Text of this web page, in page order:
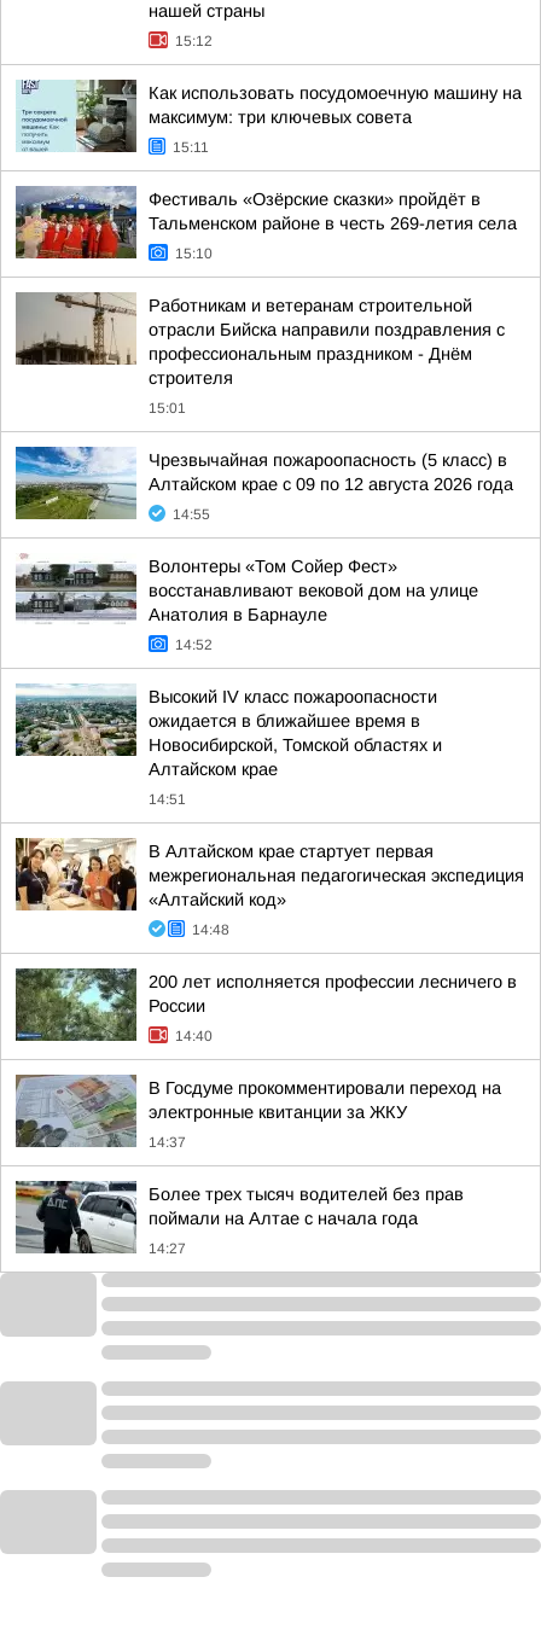
нашей страны
15:12
Как использовать посудомоечную машину на
максимум: три ключевых совета
15:11
Фестиваль «Озёрские сказки» пройдёт в
Тальменском районе в честь 269-летия села
15:10
Работникам и ветеранам строительной
отрасли Бийска направили поздравления с
профессиональным праздником - Днём
строителя
15:01
Чрезвычайная пожароопасность (5 класс) в
Алтайском крае с 09 по 12 августа 2026 года
14:55
Волонтеры «Том Сойер Фест»
восстанавливают вековой дом на улице
Анатолия в Барнауле
14:52
Высокий IV класс пожароопасности
ожидается в ближайшее время в
Новосибирской, Томской областях и
Алтайском крае
14:51
В Алтайском крае стартует первая
межрегиональная педагогическая экспедиция
«Алтайский код»
14:48
200 лет исполняется профессии лесничего в
России
14:40
В Госдуме прокомментировали переход на
электронные квитанции за ЖКУ
14:37
Более трех тысяч водителей без прав
поймали на Алтае с начала года
14:27